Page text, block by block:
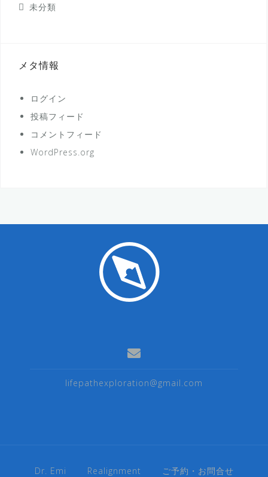
未分類
メタ情報
ログイン
投稿フィード
コメントフィード
WordPress.org
lifepathexploration@gmail.com
Dr. Emi Realignment ご予約・お問合せ